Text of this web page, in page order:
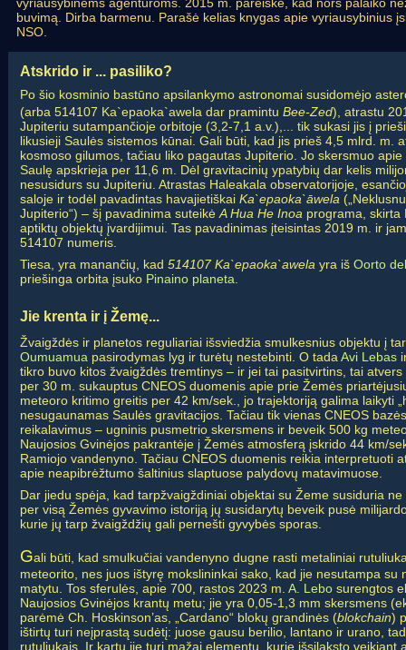
buvimą. Dirba barmenu. Parašė kelias knygas apie vyriausybinius
NSO.
Atskrido ir ... pasiliko?
Po šio kosminio bastūno apsilankymo astronomai susidomėjo
(arba 514107 Ka`epaoka`awela dar pramintu Bee-Zed), atrastu
Jupiteriu sutampančioje orbitoje (3,2-7,1 a.v.),... tik sukasi jis į
likusieji Saulės sistemos kūnai. Gali būti, kad jis prieš 4,5 mlrd. m.
kosmoso gilumos, tačiau liko pagautas Jupiterio. Jo skersmuo
Saulę apskrieja per 11,6 m. Dėl gravitacinių ypatybių dar kelis
nesusidurs su Jupiteriu. Atrastas Haleakala observatorijoje,
saloje ir todėl pavadintas havajietiškai Ka`epaoka`āwela
Jupiterio“) – šį pavadinima suteikė A Hua He Inoa programa, skirta
aptiktų objektų įvardijimui. Tas pavadinimas įteisintas 2019 m. ir
514107 numeris.
Tiesa, yra manančių, kad 514107 Ka`epaoka`awela yra iš Oorto
priešinga orbita įsuko Pinaino planeta
Jie krenta ir į Žemę...
Žvaigždės ir planetos reguliariai išsviedžia smulkesnius objektu į
Oumuamua pasirodymas lyg ir turėtų nestebinti. O tada Avi Lebas
tikro buvo kitos žvaigždės tremtinys – ir jei tai pasitvirtins, tai
per 30 m. sukauptus CNEOS duomenis apie prie Žemės
meteoro kritimo greitis per 42 km/sek., jo trajektoriją galima laikyti
nesugaunamas Saulės gravitacijos. Tačiau tik vienas CNEOS
reikalavimus – ugninis pusmetrio skersmens ir beveik 500 kg
Naujosios Gvinėjos pakrantėje į Žemės atmosferą įskrido 44 km/
Ramiojo vandenyno. Tačiau CNEOS duomenis reikia interpretuoti
apie neapibrėžtumo šaltinius slaptuose palydovų matavimuose.
Dar jiedu spėja, kad tarpžvaigždiniai objektai su Žeme susiduria
per visą Žemės gyvavimo istoriją jų susidarytų beveik pusė
kurie jų tarp žvaigždžių gali pernešti gyvybės sporas.
Gali būti, kad smulkučiai vandenyno dugne rasti metaliniai
meteorito, nes juos ištyrę mokslininkai sako, kad jie nesutampa su
matytu. Tos sferulės, apie 700, rastos 2023 m. A. Lebo surengtos
Naujosios Gvinėjos krantų metu; jie yra 0,05-1,3 mm skersmens
parėmė Ch. Hoskinson’as, „Cardano“ blokų grandinės (blokchain)
ištirtų turi neįprastą sudėtį: juose gausu berilio, lantano ir urano,
rutuliukais. Ir kartu jie turi mažai elementų, kurie išsilaksto veikiant